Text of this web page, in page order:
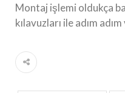
Montaj işlemi oldukça
kılavuzları ile adım